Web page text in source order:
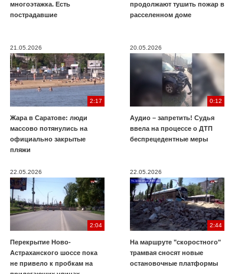
многоэтажка. Есть
пострадавшие
продолжают тушить пожар в
расселенном доме
21.05.2026
2:17
Жара в Саратове: люди
массово потянулись на
официально закрытые
пляжи
20.05.2026
0:12
Аудио – запретить! Судья
ввела на процессе о ДТП
беспрецедентные меры
22.05.2026
2:04
Перекрытие Ново-
Астраханского шоссе пока
не привело к пробкам на
22.05.2026
2:44
На маршруте "скоростного"
трамвая сносят новые
остановочные платформы